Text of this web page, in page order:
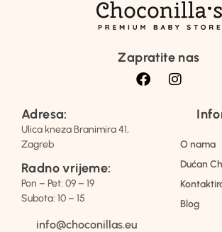
Zapratite nas
Adresa:
Ulica kneza Branimira 41,
Zagreb
Radno vrijeme:
Pon – Pet: 09 – 19
Subota: 10 – 15
info@choconillas.eu
O nama
Dućan
Blog